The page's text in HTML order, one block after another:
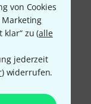
von Cookies
klar“ zu (alle
jederzeit
) widerrufen.
nichts
Solo und